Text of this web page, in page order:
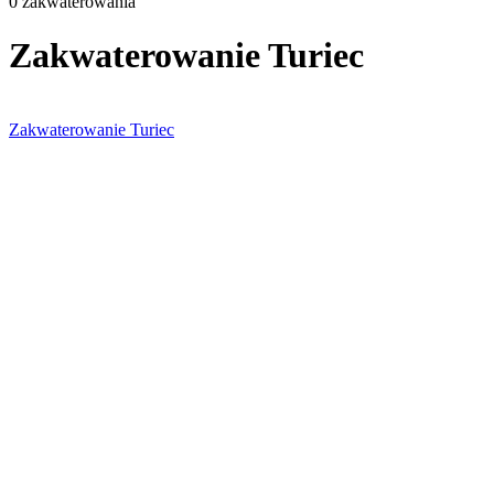
Zakwaterowanie Turiec
Zakwaterowanie Turiec